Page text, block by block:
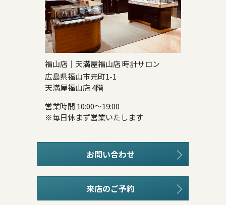
福山店｜天満屋福山店 時計サロン
広島県福山市元町1-1
天満屋福山店 4階
営業時間 10:00～19:00
※毎日休まず営業いたします
お問い合わせ
来店のご予約